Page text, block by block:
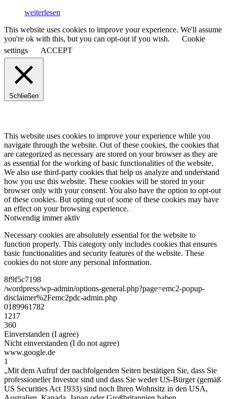
weiterlesen
This website uses cookies to improve your experience. We'll assume
you're ok with this, but you can opt-out if you wish.
Cookie
settings
ACCEPT
Schließen
This website uses cookies to improve your experience while you
navigate through the website. Out of these cookies, the cookies that
are categorized as necessary are stored on your browser as they are
as essential for the working of basic functionalities of the website.
We also use third-party cookies that help us analyze and understand
how you use this website. These cookies will be stored in your
browser only with your consent. You also have the option to opt-out
of these cookies. But opting out of some of these cookies may have
an effect on your browsing experience.
Notwendig immer aktiv
Necessary cookies are absolutely essential for the website to
function properly. This category only includes cookies that ensures
basic functionalities and security features of the website. These
cookies do not store any personal information.
8f9f5c7198
/wordpress/wp-admin/options-general.php?page=emc2-popup-
disclaimer%2Femc2pdc-admin.php
0189961782
1217
360
Einverstanden (I agree)
Nicht einverstanden (I do not agree)
www.google.de
1
„Mit dem Aufruf der nachfolgenden Seiten bestätigen Sie, dass Sie
professioneller Investor sind und dass Sie weder US-Bürger (gemäß
US Securities Act 1933) sind noch Ihren Wohnsitz in den USA,